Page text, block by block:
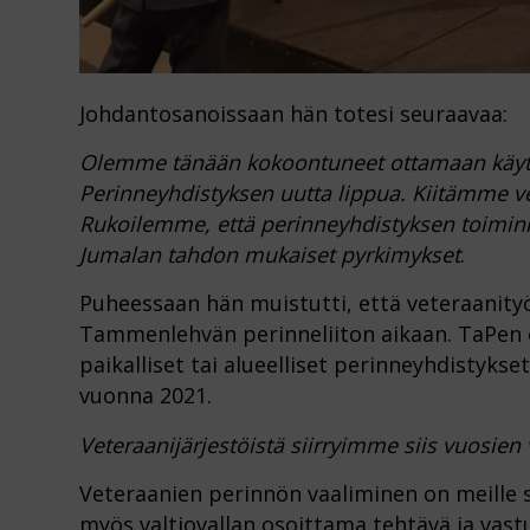
Johdantosanoissaan hän totesi seuraavaa:
Olemme tänään kokoontuneet ottamaan
Perinneyhdistyksen uutta lippua. Kiitämme
Rukoilemme, että perinneyhdistyksen
Jumalan tahdon mukaiset pyrkimykset.
Puheessaan hän muistutti, että
Tammenlehvän perinneliiton aikaan.
paikalliset tai alueelliset
vuonna 2021.
Veteraanijärjestöistä siirryimme siis
Veteraanien perinnön vaaliminen on
myös valtiovallan osoittama tehtävä ja